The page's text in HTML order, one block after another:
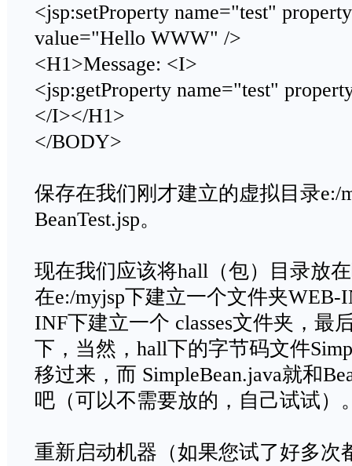
<jsp:setProperty name="test"
value="Hello WWW" />
<H1>Message: <I>
<jsp:getProperty name="test"
</I></H1>
</BODY>
保存在我们刚才建立的虚拟目录e:/
BeanTest.jsp。
现在我们应该将hall（包）目录放
在e:/myjsp下建立一个文件夹WEB-
INF下建立一个 classes文件夹，最
下，当然，hall下的字节码文件
移过来，而 SimpleBean.java就和
吧（可以不需要放的，自己试试）
重新启动机器（如果您试了好多次